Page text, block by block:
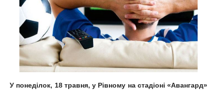
У понеділок, 18 травня, у Рівному на стадіоні «Авангард»